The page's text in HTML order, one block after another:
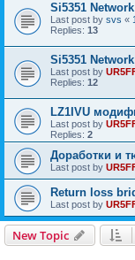
Si5351
Last post by svs «
Replies: 13
Si5351
Last post by
Replies: 12
LZ1IVU
Last post by
Replies: 2
Доработки и
Last post by
Return loss
Last post by
New Topic